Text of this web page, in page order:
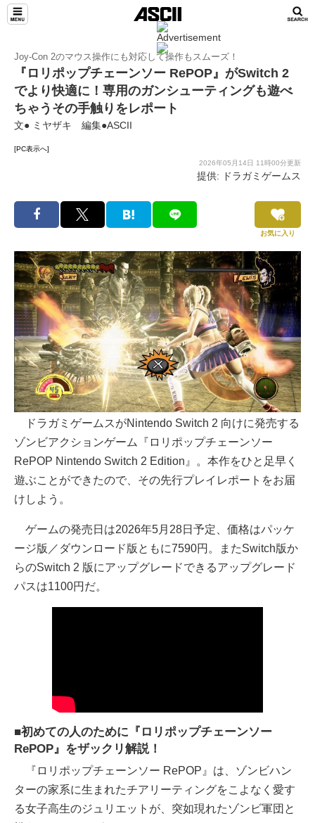
Joy-Con 2のマウス操作にも対応して操作もスムーズ！
『ロリポップチェーンソー RePOP』がSwitch 2
でより快適に！専用のガンシューティングも遊べ
ちゃうその手触りをレポート
文● ミヤザキ 編集●ASCII
[PC表示へ]
2026年05月14日 11時00分更新
提供: ドラガミゲームス
お気に入り
ドラガミゲームスがNintendo Switch 2 向けに発売する
ゾンビアクションゲーム『ロリポップチェーンソー
RePOP Nintendo Switch 2 Edition』。本作をひと足早く
遊ぶことができたので、その先行プレイレポートをお届
けしよう。
ゲームの発売日は2026年5月28日予定、価格はパッケ
ージ版／ダウンロード版ともに7590円。またSwitch版か
らのSwitch 2 版にアップグレードできるアップグレード
パスは1100円だ。
■初めての人のために『ロリポップチェーンソー
RePOP』をザックリ解説！
『ロリポップチェーンソー RePOP』は、ゾンビハン
ターの家系に生まれたチアリーティングをこよなく愛す
る女子高生のジュリエットが、突如現れたゾンビ軍団と